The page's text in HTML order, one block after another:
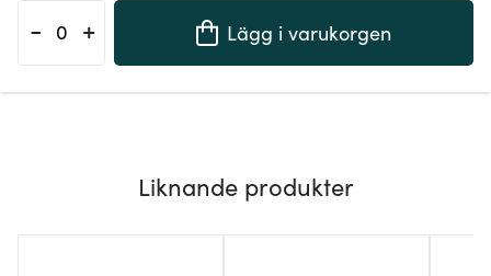
- + Lägg i varukorgen
Liknande produkter